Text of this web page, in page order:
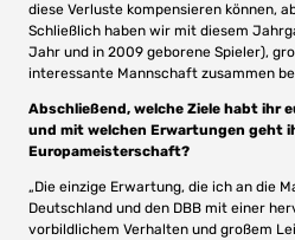
diese Verluste kompensieren können,
Schließlich haben wir mit diesem
Jahr und in 2009 geborene Spieler),
interessante Mannschaft zusammen
Abschließend, welche Ziele habt ihr
und mit welchen Erwartungen geht
Europameisterschaft?
„Die einzige Erwartung, die ich an die
Deutschland und den DBB mit einer
vorbildlichem Verhalten und großem